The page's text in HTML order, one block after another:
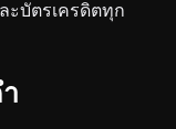
ะบัตรเครดิตทุก